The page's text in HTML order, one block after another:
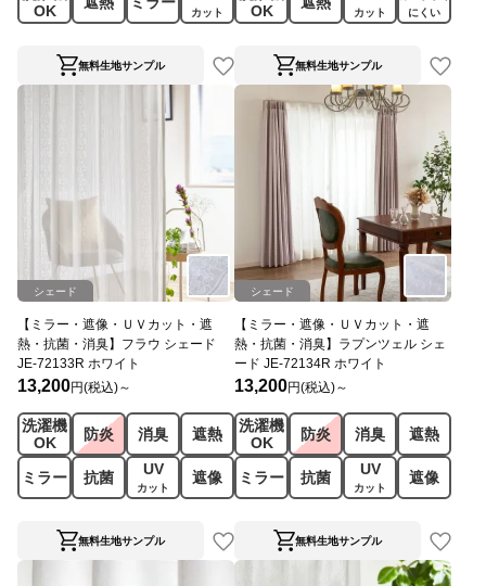
OK
カット
無料生地サンプル
OK
カット
にくい
無料生地サンプル
シェード
【ミラー・遮像・ＵＶカット・遮
熱・抗菌・消臭】フラウ シェード
JE-72133R ホワイト
13,200円(税込)～
洗濯機
OK
防炎 消臭 遮熱
ミラー 抗菌 UV
カット
遮像
無料生地サンプル
シェード
【ミラー・遮像・ＵＶカット・遮
熱・抗菌・消臭】ラプンツェル シェ
ード JE-72134R ホワイト
13,200円(税込)～
洗濯機
OK
防炎 消臭 遮熱
ミラー 抗菌 UV
カット
遮像
無料生地サンプル